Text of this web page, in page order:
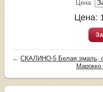
Цена:
Цена:
←СКАЛИНО-5 Белая эмаль,